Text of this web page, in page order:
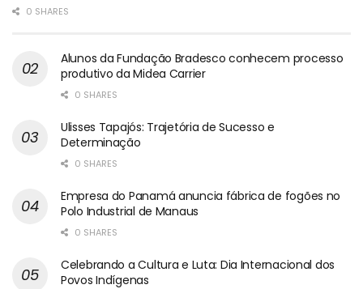
0 SHARES
Alunos da Fundação Bradesco conhecem processo
produtivo da Midea Carrier
0 SHARES
Ulisses Tapajós: Trajetória de Sucesso e
Determinação
0 SHARES
Empresa do Panamá anuncia fábrica de fogões no
Polo Industrial de Manaus
0 SHARES
Celebrando a Cultura e Luta: Dia Internacional dos
Povos Indígenas